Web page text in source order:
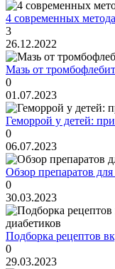
4 современных
3
26.12.2022
Мазь от
0
01.07.2023
Геморрой у детей:
0
06.07.2023
Обзор препаратов
0
30.03.2023
Подборка рецептов
0
29.03.2023